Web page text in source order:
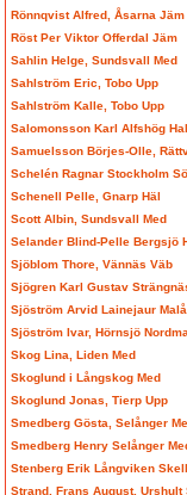
Rönnqvist Alfred, Åsarna Jäm
Röst Per Viktor Offerdal Jäm
Sahlin Helge, Sundsvall Med
Sahlström Eric, Tobo Upp
Sahlström Kalle, Tobo Upp
Salomonsson Karl Alfshög
Samuelsson Börjes-Olle,
Schelén Ragnar Stockholm
Schenell Pelle, Gnarp Häl
Scott Albin, Sundsvall Med
Selander Blind-Pelle Bergsjö
Sjöblom Thore, Vännäs Väb
Sjögren Karl Gustav
Sjöström Arvid Lainejaur
Sjöström Ivar, Hörnsjö
Skog Lina, Liden Med
Skoglund i Långskog Med
Skoglund Jonas, Tierp Upp
Smedberg Gösta, Selånger
Smedberg Henry Selånger
Stenberg Erik Långviken
Strand, Frans August, Urshult